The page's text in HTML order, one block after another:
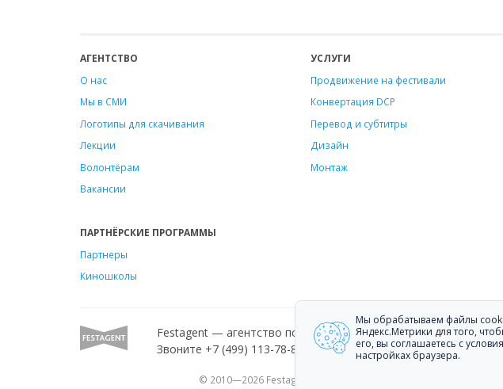
АГЕНТСТВО
О нас
Мы в СМИ
Логотипы для скачивания
Лекции
Волонтёрам
Вакансии
ПАРТНЁРСКИЕ ПРОГРАММЫ
Партнеры
Киношколы
УСЛУГИ
Продвижение на фестивали
Конвертация DCP
Перевод и субтитры
Дизайн
Монтаж
Festagent — агентство по продвижению фильмов на
Звоните +7 (499) 113-78-80 или пишитеhello@festagent.com.
© 2010—2026 Festagent. Использование материалов сайта
Мы обрабатываем файлы
Яндекс.Метрики для того,
его, вы соглашаетесь с
настройках браузера.